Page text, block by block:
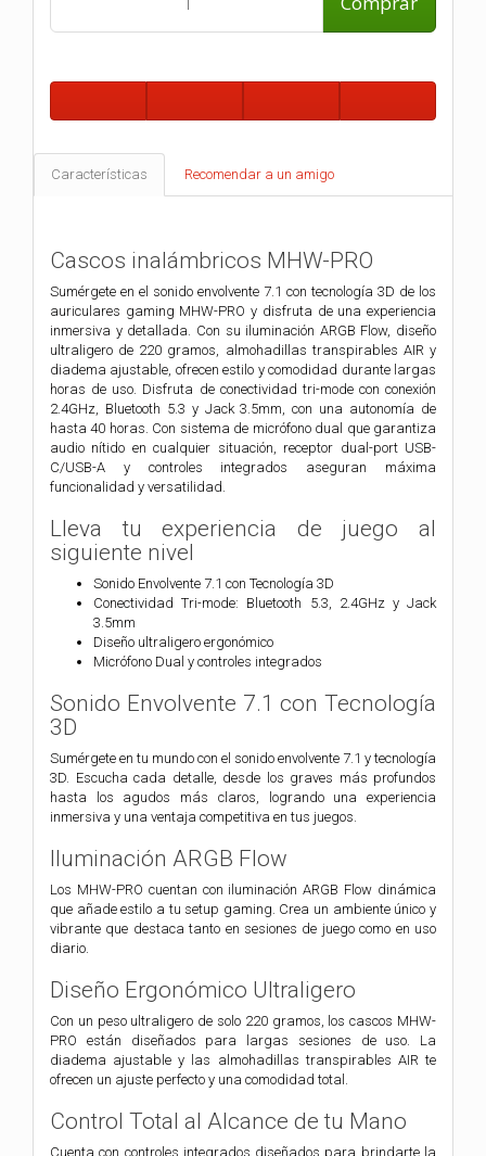
Características Recomendar a un amigo
Cascos inalámbricos MHW-PRO
Sumérgete en el sonido envolvente 7.1 con tecnología 3D de los
auriculares gaming MHW-PRO y disfruta de una experiencia
inmersiva y detallada. Con su iluminación ARGB Flow, diseño
ultraligero de 220 gramos, almohadillas transpirables AIR y
diadema ajustable, ofrecen estilo y comodidad durante largas
horas de uso. Disfruta de conectividad tri-mode con conexión
2.4GHz, Bluetooth 5.3 y Jack 3.5mm, con una autonomía de
hasta 40 horas. Con sistema de micrófono dual que garantiza
audio nítido en cualquier situación, receptor dual-port USB-
C/USB-A y controles integrados aseguran máxima
funcionalidad y versatilidad.
Lleva tu experiencia de juego al
siguiente nivel
Sonido Envolvente 7.1 con Tecnología 3D
Conectividad Tri-mode: Bluetooth 5.3, 2.4GHz y Jack
3.5mm
Diseño ultraligero ergonómico
Micrófono Dual y controles integrados
Sonido Envolvente 7.1 con Tecnología
3D
Sumérgete en tu mundo con el sonido envolvente 7.1 y tecnología
3D. Escucha cada detalle, desde los graves más profundos
hasta los agudos más claros, logrando una experiencia
inmersiva y una ventaja competitiva en tus juegos.
Iluminación ARGB Flow
Los MHW-PRO cuentan con iluminación ARGB Flow dinámica
que añade estilo a tu setup gaming. Crea un ambiente único y
vibrante que destaca tanto en sesiones de juego como en uso
diario.
Diseño Ergonómico Ultraligero
Con un peso ultraligero de solo 220 gramos, los cascos MHW-
PRO están diseñados para largas sesiones de uso. La
diadema ajustable y las almohadillas transpirables AIR te
ofrecen un ajuste perfecto y una comodidad total.
Control Total al Alcance de tu Mano
Cuenta con controles integrados diseñados para brindarte la